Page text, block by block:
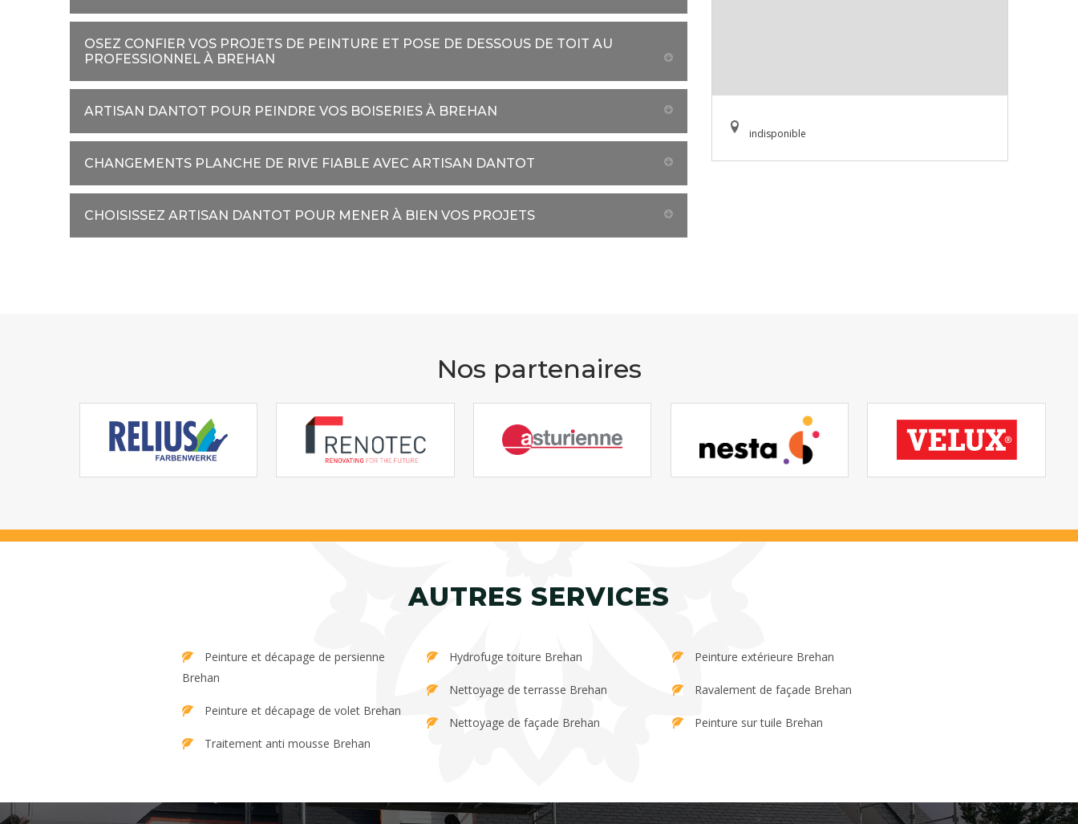
OSEZ CONFIER VOS PROJETS DE PEINTURE ET POSE DE DESSOUS DE TOIT AU
PROFESSIONNEL À BREHAN
ARTISAN DANTOT POUR PEINDRE VOS BOISERIES À BREHAN
CHANGEMENTS PLANCHE DE RIVE FIABLE AVEC ARTISAN DANTOT
CHOISISSEZ ARTISAN DANTOT POUR MENER À BIEN VOS PROJETS
indisponible
Nos partenaires
AUTRES SERVICES
Brehan
Peinture et décapage de volet Brehan
Traitement anti mousse Brehan
Hydrofuge toiture Brehan
Nettoyage de terrasse Brehan
Nettoyage de façade Brehan
Peinture extérieure Brehan
Ravalement de façade Brehan
Peinture sur tuile Brehan